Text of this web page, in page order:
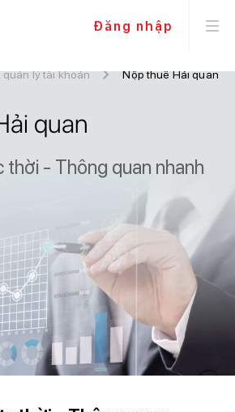
Đăng nhập
lý tài khoản Nộp thuế Hải quan
quan
- Thông quan nhanh